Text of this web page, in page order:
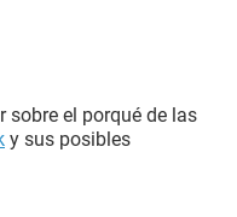
sobre el porqué de las
y sus posibles